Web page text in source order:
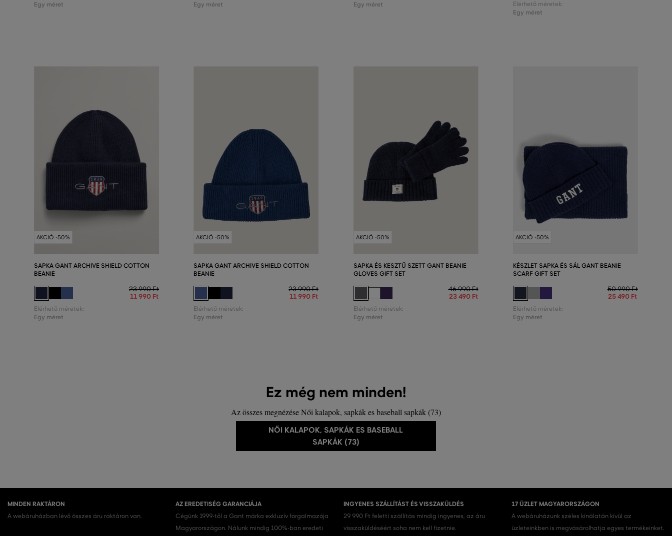
Egy méret Egy méret Egy méret Elérhető méretek:
Egy méret
AKCIÓ -50%
SAPKA GANT ARCHIVE SHIELD COTTON
BEANIE
23 990 Ft
11 990 Ft
Elérhető méretek:
Egy méret
AKCIÓ -50%
SAPKA GANT ARCHIVE SHIELD COTTON
BEANIE
23 990 Ft
11 990 Ft
Elérhető méretek:
Egy méret
AKCIÓ -50%
SAPKA ÉS KESZTŰ SZETT GANT BEANIE
GLOVES GIFT SET
46 990 Ft
23 490 Ft
Elérhető méretek:
Egy méret
AKCIÓ -50%
KÉSZLET SAPKA ÉS SÁL GANT BEANIE
SCARF GIFT SET
50 990 Ft
25 490 Ft
Elérhető méretek:
Egy méret
Ez még nem minden!
Az összes megnézése Női kalapok, sapkák es baseball sapkák (73)
NŐI KALAPOK, SAPKÁK ES BASEBALL
SAPKÁK (73)
MINDEN RAKTÁRON
A webáruházban lévő összes áru raktáron van.
AZ EREDETISÉG GARANCIÁJA
Cégünk 1999-től a Gant márka exkluzív forgalmazója
Magyarországon. Nálunk mindig 100%-ban eredeti
INGYENES SZÁLLÍTÁST ÉS VISSZAKÜLDÉS
29 990 Ft feletti szállítás mindig ingyenes, az áru
visszaküldéséért soha nem kell fizetnie.
17 ÜZLET MAGYARORSZÁGON
A webáruházunk széles kínálatán kívül az
üzleteinkben is megvásárolhatja egyes termékeinket.